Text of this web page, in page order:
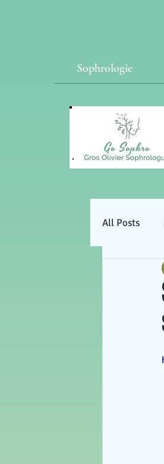
Sophrologie
All Posts
Gestion